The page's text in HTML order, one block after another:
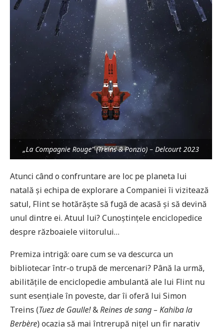
„La Compagnie Rouge” (Treins & Ponzio) – Delcourt 2023
Atunci când o confruntare are loc pe planeta lui
natală și echipa de explorare a Companiei îi vizitează
satul, Flint se hotărăște să fugă de acasă și să devină
unul dintre ei. Atuul lui? Cunoștințele enciclopedice
despre războaiele viitorului…
Premiza intrigă: oare cum se va descurca un
bibliotecar într-o trupă de mercenari? Până la urmă,
abilitățile de enciclopedie ambulantă ale lui Flint nu
sunt esențiale în poveste, dar îi oferă lui Simon
Treins (Tuez de Gaulle!&Reines de sang – Kahiba la
Berbère) ocazia să mai întrerupă nițel un fir narativ